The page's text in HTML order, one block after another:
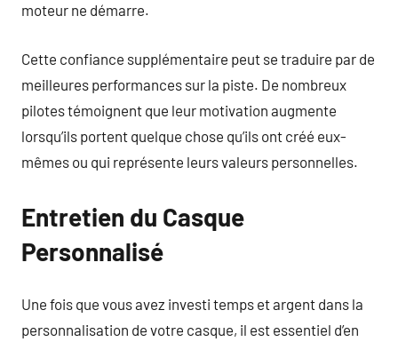
moteur ne démarre.
Cette confiance supplémentaire peut se traduire par de
meilleures performances sur la piste. De nombreux
pilotes témoignent que leur motivation augmente
lorsqu’ils portent quelque chose qu’ils ont créé eux-
mêmes ou qui représente leurs valeurs personnelles.
Entretien du Casque
Personnalisé
Une fois que vous avez investi temps et argent dans la
personnalisation de votre casque, il est essentiel d’en